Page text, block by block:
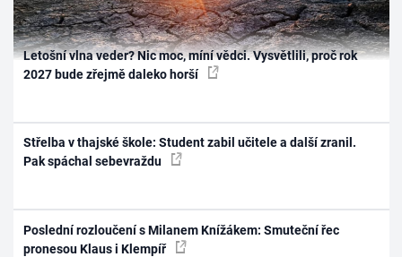
Letošní vlna veder? Nic moc, míní vědci. Vysvětlili, proč rok
2027 bude zřejmě daleko horší
Střelba v thajské škole: Student zabil učitele a další zranil.
Pak spáchal sebevraždu
Poslední rozloučení s Milanem Knížákem: Smuteční řec
pronesou Klaus i Klempíř